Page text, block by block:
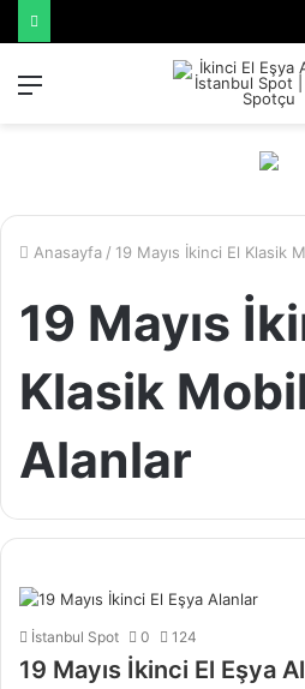
Anasayfa / 19 Mayıs İkinci El Klasik
19 Mayıs
Klasik
Alanlar
İstanbul Spot 0 124
19 Mayıs İkinci El Eşya